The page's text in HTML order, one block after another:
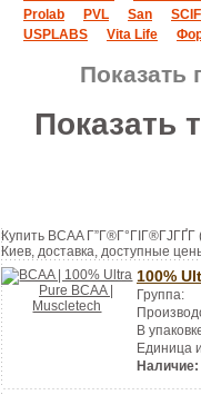
Prolab
PVL San
USPLABS
Vita Life
Показать
Показать
Купить BCAA
Киев, доставка, доступные
100%
Группа:
В
Единица
Наличие: